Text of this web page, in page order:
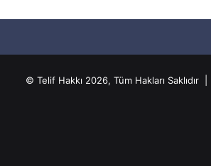
© Telif Hakkı 2026, Tüm Hakları Saklıdır |